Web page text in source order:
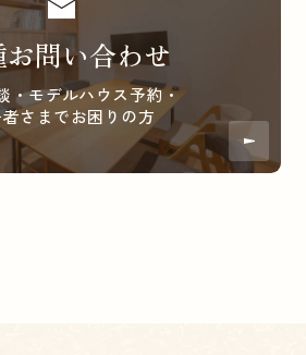
お問い合わせ
・モデルハウス予約・
さまでお困りの方